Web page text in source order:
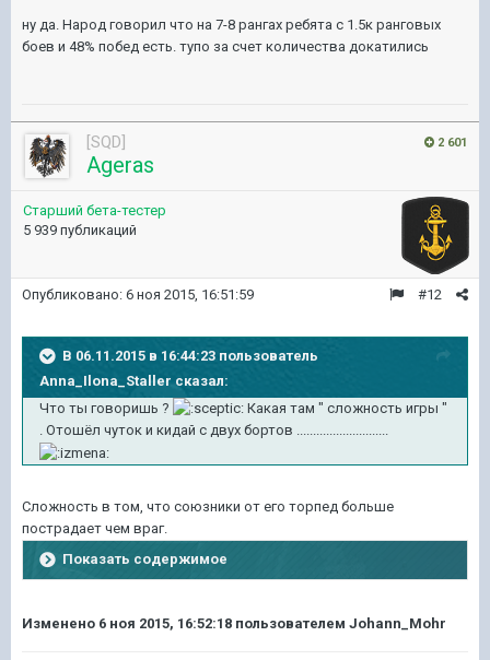
ну да. Народ говорил что на 7-8 рангах ребята с 1.5к ранговых
боев и 48% побед есть. тупо за счет количества докатились
2 601
[SQD]
Ageras
Старший бета-тестер
5 939 публикаций
#12
Опубликовано: 6 ноя 2015, 16:51:59
В 06.11.2015 в 16:44:23 пользователь
Anna_Ilona_Staller сказал:
Что ты говоришь ?
Какая там " сложность игры "
. Отошёл чуток и кидай с двух бортов ............................
Сложность в том, что союзники от его торпед больше
пострадает чем враг.
Показать содержимое
Изменено 6 ноя 2015, 16:52:18 пользователем Johann_Mohr